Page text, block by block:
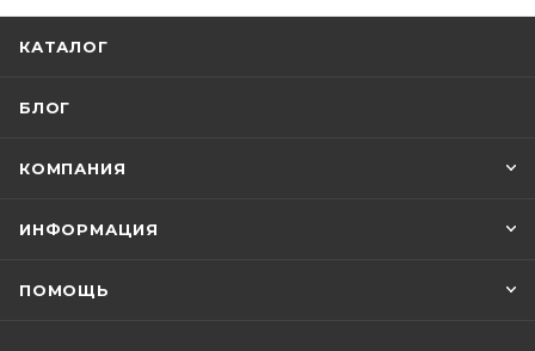
КАТАЛОГ
БЛОГ
КОМПАНИЯ
ИНФОРМАЦИЯ
ПОМОЩЬ